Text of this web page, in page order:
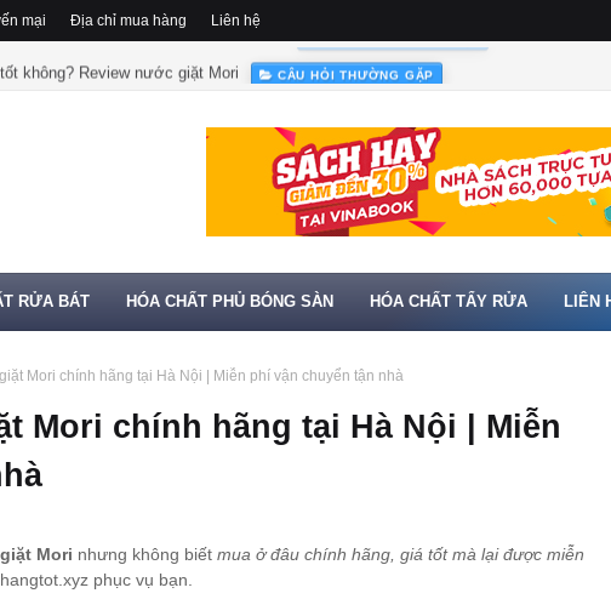
mại Địa chỉ mua hàng Liên hệ
không? Review nước giặt Mori CÂU HỎI THƯỜNG GẶP
RỬA BÁT HÓA CHẤT PHỦ BÓNG SÀN HÓA CHẤT TẨY RỬA LIÊN
Mori chính hãng tại Hà Nội | Miễn phí vận chuyển tận nhà
Mori chính hãng tại Hà Nội | Miễn
Mori nhưng không biết mua ở đâu chính hãng, giá tốt mà lại được miễn
phục vụ bạn.